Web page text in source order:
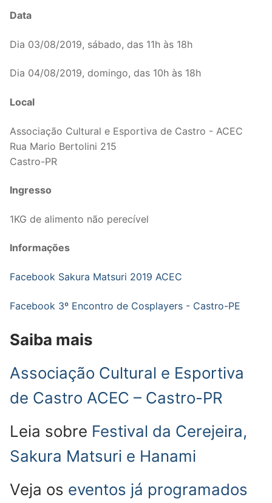
Data
Dia 03/08/2019, sábado, das 11h às 18h
Dia 04/08/2019, domingo, das 10h às 18h
Local
Associação Cultural e Esportiva de Castro - ACEC
Rua Mario Bertolini 215
Castro-PR
Ingresso
1KG de alimento não perecível
Informações
Facebook Sakura Matsuri 2019 ACEC
Facebook 3º Encontro de Cosplayers - Castro-PE
Saiba mais
Associação Cultural e Esportiva
de Castro ACEC – Castro-PR
Leia sobre Festival da Cerejeira,
Sakura Matsuri e Hanami
Veja os eventos já programados